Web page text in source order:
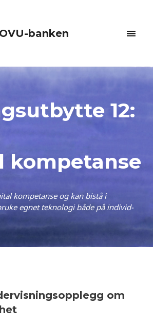
banken
12:
kompetanse
kompetanse og kan bistå i
egnet teknologi både på individ-
om